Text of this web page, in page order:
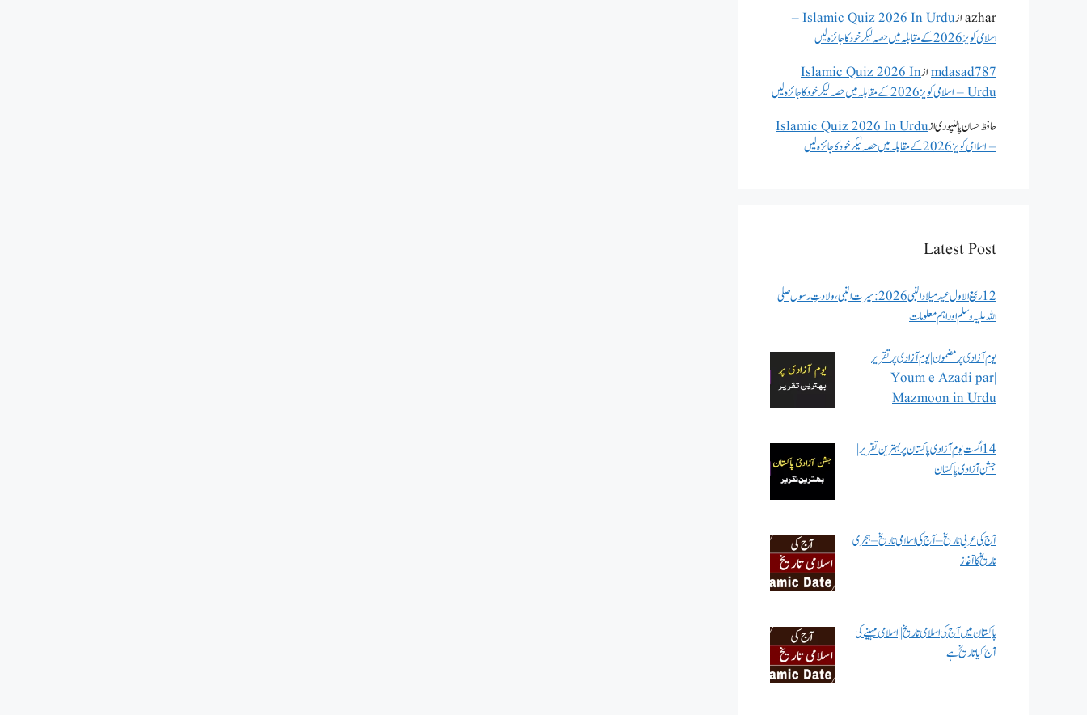
azharاز
Islamic Quiz 2026 In Urdu –
اسلامی کویز 2026 کے مقابلہ میں حصہ لیکر خود کا جائزہ لیں
mdasad787ازIslamic Quiz 2026 In
Urdu – اسلامی کویز 2026 کے مقابلہ میں حصہ لیکر خود کا جائزہ لیں
حافظ حسان پالنپوریازIslamic Quiz 2026 In Urdu
– اسلامی کویز 2026 کے مقابلہ میں حصہ لیکر خود کا جائزہ لیں
Latest Post
12 ربیع الاول عید میلاد النبی 2026: سیرت النبی، ولادتِ رسول صلی
اللہ علیہ وسلم اور اہم معلومات
یوم آزادی پر مضمون | یوم آزادی پر تقریر
| Youm e Azadi par
Mazmoon in Urdu
14 اگست یوم آزادی پاکستان پر بہترین تقریر |
جشن آزادی پاکستان
آج کی عربی تاریخ – آج کی اسلامی تاریخ – ہجری
تاریخ کا آغاز
پاکستان میں آج کی اسلامی تاریخ || اسلامی مہینے کی
آج کیا تاریخ ہے